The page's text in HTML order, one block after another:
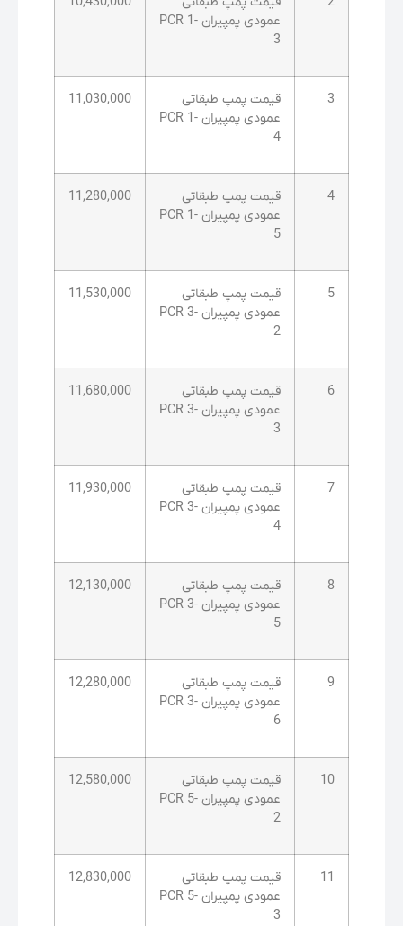
عمودی پمپیران PCR 1-
3
3
قیمت پمپ طبقاتی
عمودی پمپیران PCR 1-
4
11,030,000
4
قیمت پمپ طبقاتی
عمودی پمپیران PCR 1-
5
11,280,000
5
قیمت پمپ طبقاتی
عمودی پمپیران PCR 3-
2
11,530,000
6
قیمت پمپ طبقاتی
عمودی پمپیران PCR 3-
3
11,680,000
7
قیمت پمپ طبقاتی
عمودی پمپیران PCR 3-
4
11,930,000
8
قیمت پمپ طبقاتی
عمودی پمپیران PCR 3-
5
12,130,000
9
قیمت پمپ طبقاتی
عمودی پمپیران PCR 3-
6
12,280,000
10
قیمت پمپ طبقاتی
عمودی پمپیران PCR 5-
2
12,580,000
11
قیمت پمپ طبقاتی
عمودی پمپیران PCR 5-
3
12,830,000